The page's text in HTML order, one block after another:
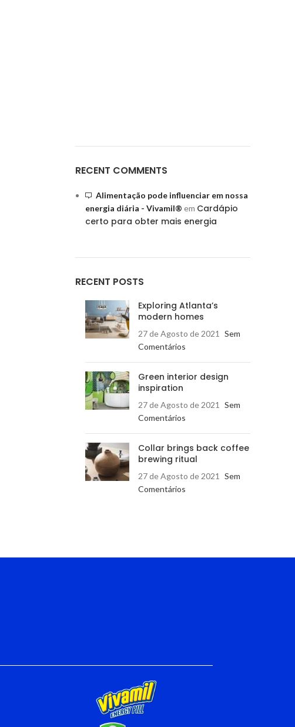
RECENT COMMENTS
Alimentação pode influenciar em nossa
energia diária - Vivamil® em Cardápio
certo para obter mais energia
RECENT POSTS
Exploring Atlanta’s
modern homes
27 de Agosto de 2021
Sem
Comentários
Green interior design
inspiration
27 de Agosto de 2021
Sem
Comentários
Collar brings back coffee
brewing ritual
27 de Agosto de 2021
Sem
Comentários